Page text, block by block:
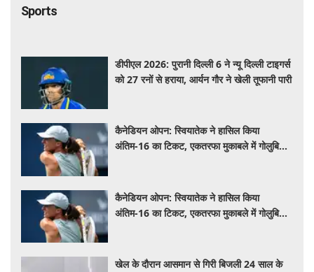
Sports
डीपीएल 2026: पुरानी दिल्ली 6 ने न्यू दिल्ली टाइगर्स
को 27 रनों से हराया, आर्यन गौर ने खेली तूफानी पारी
कैनेडियन ओपन: स्वियातेक ने हासिल किया
अंतिम-16 का टिकट, एकतरफा मुकाबले में गोलुबिक
कैनेडियन ओपन: स्वियातेक ने हासिल किया
अंतिम-16 का टिकट, एकतरफा मुकाबले में गोलुबिक
खेल के दौरान आसमान से गिरी बिजली 24 साल के